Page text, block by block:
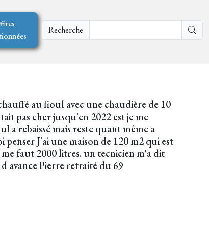
Recherche
au fioul avec une chaudière de 10
pas cher jusqu'en 2022 est je me
a rebaissé mais reste quant même a
penser J'ai une maison de 120 m2 qui est
faut 2000 litres. un tecnicien m'a dit
avance Pierre retraité du 69